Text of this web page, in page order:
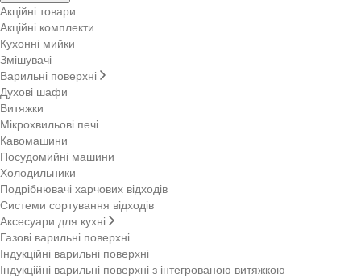
Акційні товари
Акційні комплекти
Кухонні мийки
Змішувачі
Варильні поверхні
Духові шафи
Витяжки
Мікрохвильові печі
Кавомашини
Посудомийні машини
Холодильники
Подрібнювачі харчових відходів
Системи сортування відходів
Аксесуари для кухні
Газові варильні поверхні
Індукційні варильні поверхні
Індукційні варильні поверхні з інтегрованою витяжкою